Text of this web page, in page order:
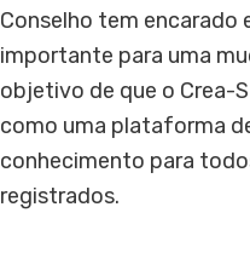
Conselho tem encarado
importante para uma
objetivo de que o Crea-
como uma plataforma
conhecimento para
registrados.